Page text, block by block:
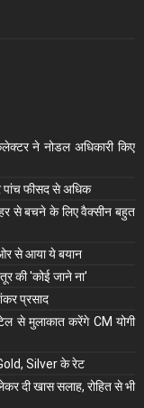
ने नोडल अधिकारी किए
पांच फीसद से अधिक
से बचने के लिए वैक्सीन बहुत
से आया ये बयान
की 'कोई जाने ना'
प्रसाद
से मुलाकात करेंगे CM योगी
Gold, Silver के रेट
दी खास सलाह, रोहित से भी